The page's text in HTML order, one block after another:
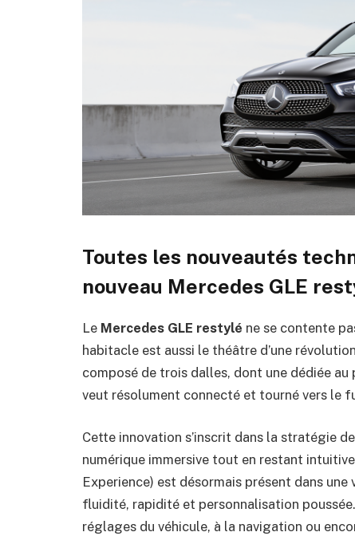
Toutes les nouveautés
nouveau Mercedes GLE
Le Mercedes GLE restylé ne se contente
habitacle est aussi le théâtre d’une
composé de trois dalles, dont une dédiée au
veut résolument connecté et tourné vers le
Cette innovation s’inscrit dans la stratégie
numérique immersive tout en restant
Experience) est désormais présent dans
fluidité, rapidité et personnalisation
réglages du véhicule, à la navigation ou